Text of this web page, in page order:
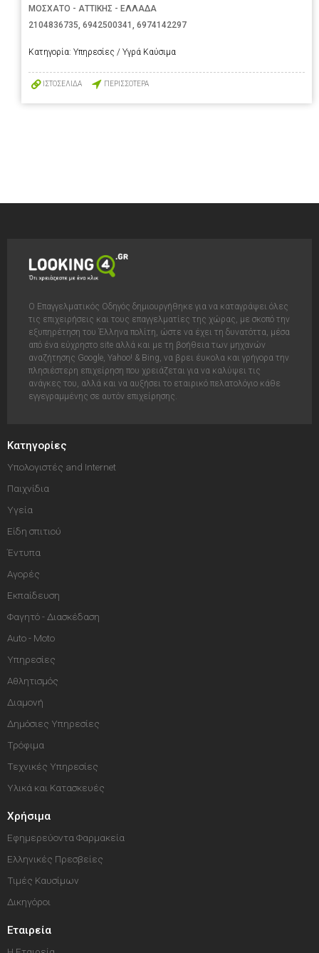
ΜΟΣΧΑΤΟ - ΑΤΤΙΚΗΣ - ΕΛΛΑΔΑ
2104836735 6942500341 6974142297
Κατηγορία: Υπηρεσίες / Υγρά Καύσιμα
ΙΣΤΟΣΕΛΙΔΑ ΠΕΡΙΣΣΟΤΕΡΑ
Ο Επαγγελματικός Οδηγός δημιουργήθηκε για να καταγράψει όλες
τις επιχειρήσεις και τους επαγγελματίες της χώρας, με σκοπό την
εξυπηρέτηση του Έλληνα πολίτη, ώστε να έχει τη δυνατόττα, μέσα
από ένα εύχρηστο site αλλά και με τη βοήθεια των μηχανών
αναζήτησης Google, Yahoo! & Bing, να βρει έυκολα και γρήγορα την
πλησιέστερη επιχείρηση που χρειάζεται για να καλύψει τις
ανάγκες του, αλλά και να αυξήσει το εταιρικό πελατολόγιο κάθε
εγγεγραμμένης σε αυτόν επιχείρησης.
Κατηγορίες
Υπολογιστές and Internet
Παιχνίδια
Υγεία
Είδη σπιτιού
Έντυπα
Αγορές
Εκπαίδευση
Φαγητό - Διασκέδαση
Auto - Moto
Υπηρεσίες
Αθλητισμός
Διαμονή
Δημόσιες Υπηρεσίες
Τρόφιμα
Τεχνικές Υπηρεσίες
Υλικά και Κατασκευές
Χρήσιμα
Εφημερεύοντα Φαρμακεία
Ελληνικές Πρεσβείες
Τιμές Καυσίμων
Δικηγόροι
Εταιρεία